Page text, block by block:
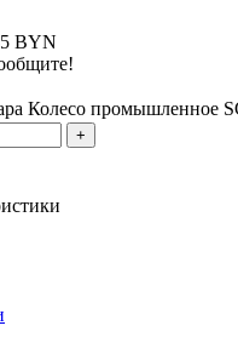
BYN
Колесо промышленное
+